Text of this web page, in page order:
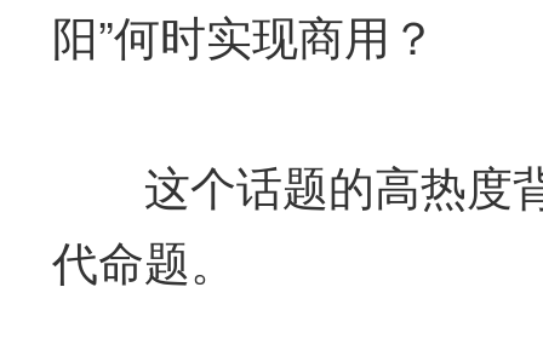
阳”何时实现商用？
这个话题的高热度背
代命题。